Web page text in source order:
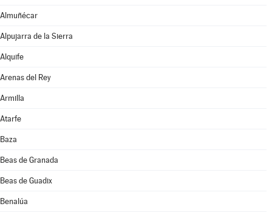
Almuñécar
Alpujarra de la Sierra
Alquife
Arenas del Rey
Armilla
Atarfe
Baza
Beas de Granada
Beas de Guadix
Benalúa